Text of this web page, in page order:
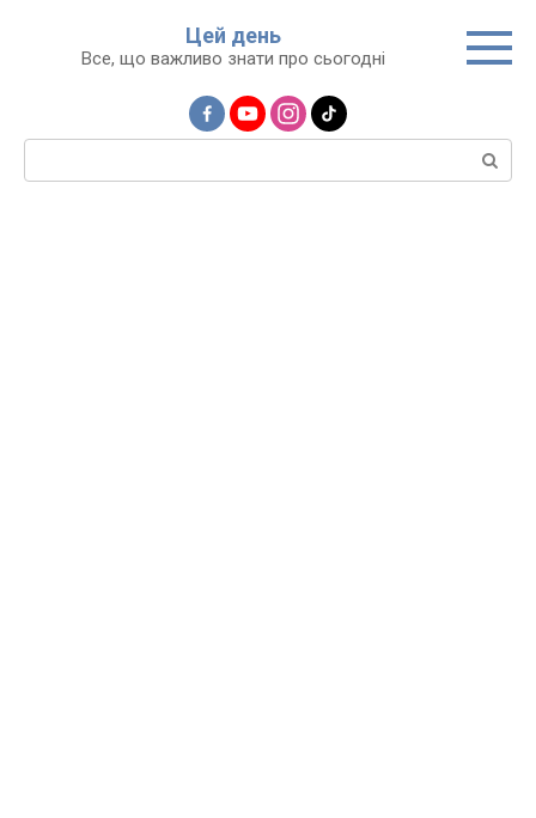
Цей день
Все, що важливо знати про сьогодні
Пошук: